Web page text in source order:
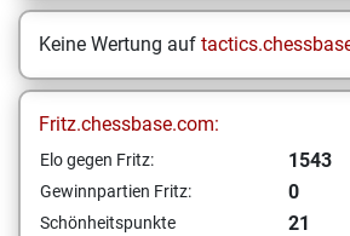
Keine Wertung auf
Fritz.chessbase.com:
Elo gegen Fritz: 1543
Gewinnpartien Fritz: 0
Schönheitspunkte
21